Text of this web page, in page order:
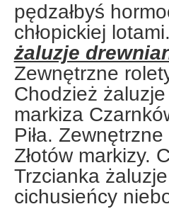
pędzałbyś
chłopickiej
żaluzje
Zewnętrzne
Chodzież
markiza
Piła.
Złotów markizy.
Trzcianka
cichusieńcy